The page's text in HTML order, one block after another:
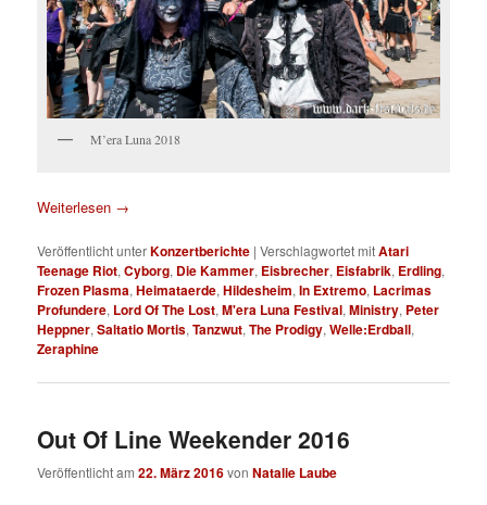
M’era Luna 2018
Weiterlesen →
Veröffentlicht unterKonzertberichte |Verschlagwortet mitAtari
Teenage Riot,Cyborg, Die Kammer, Eisbrecher, Eisfabrik, Erdling,
Frozen Plasma,Heimataerde,Hildesheim,In Extremo, Lacrimas
Profundere, Lord Of The Lost,M'era Luna Festival,Ministry, Peter
Heppner,Saltatio Mortis,Tanzwut,The Prodigy,Welle:Erdball,
Zeraphine
Out Of Line Weekender 2016
Veröffentlicht am22. März 2016vonNatalie Laube